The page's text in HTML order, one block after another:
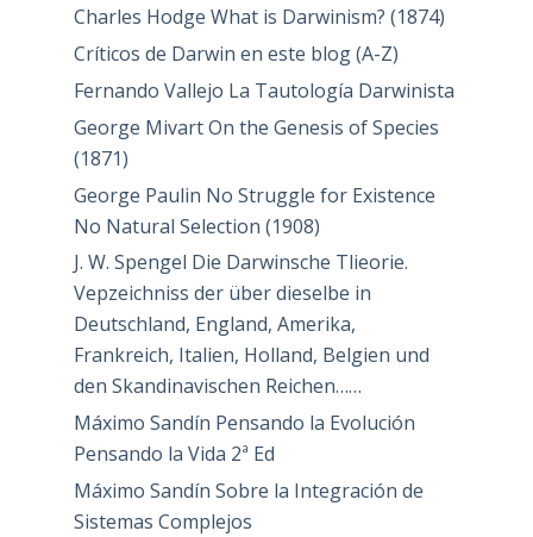
Charles Hodge What is Darwinism? (1874)
Críticos de Darwin en este blog (A-Z)
Fernando Vallejo La Tautología Darwinista
George Mivart On the Genesis of Species
(1871)
George Paulin No Struggle for Existence
No Natural Selection (1908)
J. W. Spengel Die Darwinsche Tlieorie.
Vepzeichniss der über dieselbe in
Deutschland, England, Amerika,
Frankreich, Italien, Holland, Belgien und
den Skandinavischen Reichen……
Máximo Sandín Pensando la Evolución
Pensando la Vida 2ª Ed
Máximo Sandín Sobre la Integración de
Sistemas Complejos